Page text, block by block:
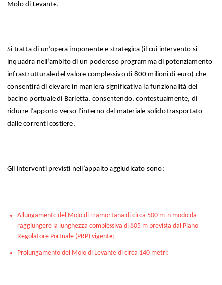
Molo di Levante.
Si tratta di un’opera imponente e strategica (il cui intervento si
inquadra nell’ambito di un poderoso programma di potenziamento
infrastrutturale del valore complessivo di 800 milioni di euro) che
consentirà di elevare in maniera significativa la funzionalità del
bacino portuale di Barletta, consentendo, contestualmente, di
ridurre l’apporto verso l’interno del materiale solido trasportato
dalle correnti costiere.
Gli interventi previsti nell’appalto aggiudicato sono:
Allungamento del Molo di Tramontana di circa 500 m in modo da
raggiungere la lunghezza complessiva di 805 m prevista dal Piano
Regolatore Portuale (PRP) vigente;
Prolungamento del Molo di Levante di circa 140 metri;